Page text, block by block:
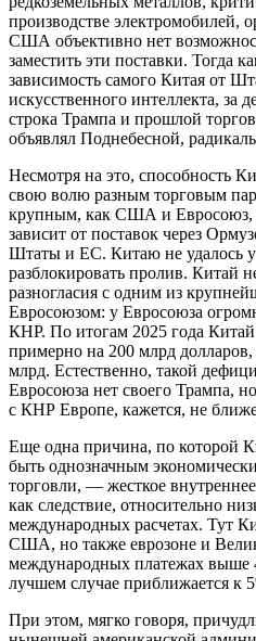
производстве электромобилей,
США объективно нет
заместить эти поставки. Тогда
зависимость самого Китая от
искусственного интеллекта, за
строка Трампа и прошлой
объявлял Поднебесной,
Несмотря на это, способность
свою волю разным торговым
крупным, как США и Евросоюз,
зависит от поставок через
Штаты и ЕС. Китаю не удалось
разблокировать пролив. Китай
разногласия с одним из
Евросоюзом: у Евросоюза
КНР. По итогам 2025 года Китай
примерно на 200 млрд
млрд. Естественно, такой
Евросоюза нет своего Трампа,
с КНР Европе, кажется, не
Еще одна причина, по которой
быть однозначным
торговли, — жесткое
как следствие, относительно
международных расчетах. Тут
США, но также еврозоне и
международных платежах выше
лучшем случае приближается к
При этом, мягко говоря,